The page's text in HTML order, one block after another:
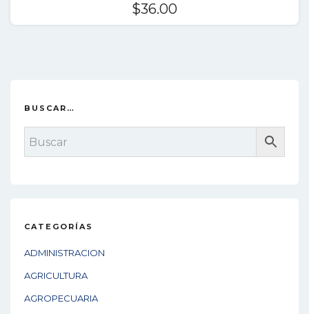
$36.00
BUSCAR…
CATEGORÍAS
ADMINISTRACION
AGRICULTURA
AGROPECUARIA